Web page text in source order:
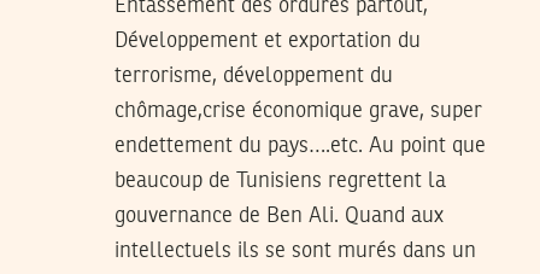
Entassement des ordures partout,
Développement et exportation du
terrorisme, développement du
chômage,crise économique grave, super
endettement du pays….etc. Au point que
beaucoup de Tunisiens regrettent la
gouvernance de Ben Ali. Quand aux
intellectuels ils se sont murés dans un